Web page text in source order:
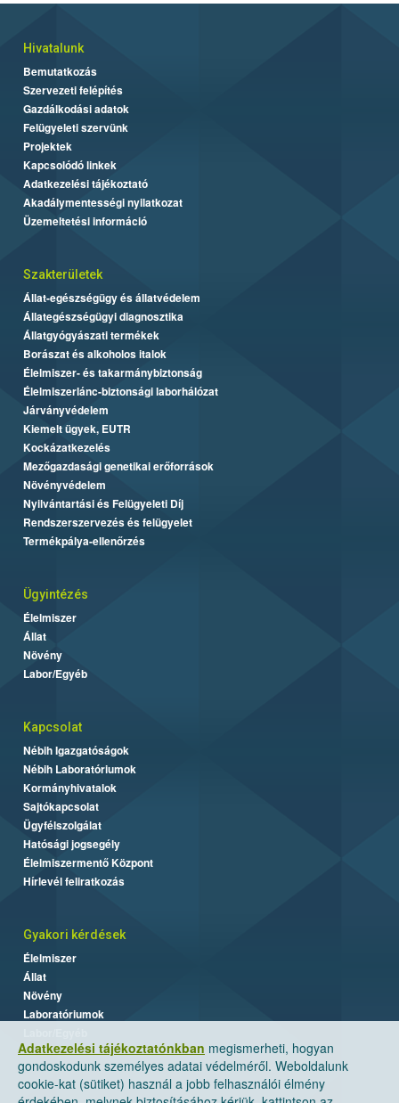
Adatkezelési tájékoztatónkban megismerheti, hogyan
gondoskodunk személyes adatai védelméről. Weboldalunk
cookie-kat (sütiket) használ a jobb felhasználói élmény
Hivatalunk
Bemutatkozás
Szervezeti felépítés
Gazdálkodási adatok
Felügyeleti szervünk
Projektek
Kapcsolódó linkek
Adatkezelési tájékoztató
Akadálymentességi nyilatkozat
Üzemeltetési információ
Szakterületek
Állat-egészségügy és állatvédelem
Állategészségügyi diagnosztika
Állatgyógyászati termékek
Borászat és alkoholos italok
Élelmiszer- és takarmánybiztonság
Élelmiszerlánc-biztonsági laborhálózat
Járványvédelem
Kiemelt ügyek, EUTR
Kockázatkezelés
Mezőgazdasági genetikai erőforrások
Növényvédelem
Nyilvántartási és Felügyeleti Díj
Rendszerszervezés és felügyelet
Termékpálya-ellenőrzés
Ügyintézés
Élelmiszer
Állat
Növény
Labor/Egyéb
Kapcsolat
Nébih Igazgatóságok
Nébih Laboratóriumok
Kormányhivatalok
Sajtókapcsolat
Ügyfélszolgálat
Hatósági jogsegély
Élelmiszermentő Központ
Hírlevél feliratkozás
Gyakori kérdések
Élelmiszer
Állat
Növény
Laboratóriumok